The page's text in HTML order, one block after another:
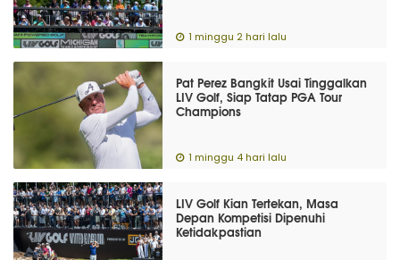
1 minggu 2 hari lalu
Pat Perez Bangkit Usai Tinggalkan
LIV Golf, Siap Tatap PGA Tour
Champions
1 minggu 4 hari lalu
LIV Golf Kian Tertekan, Masa
Depan Kompetisi Dipenuhi
Ketidakpastian